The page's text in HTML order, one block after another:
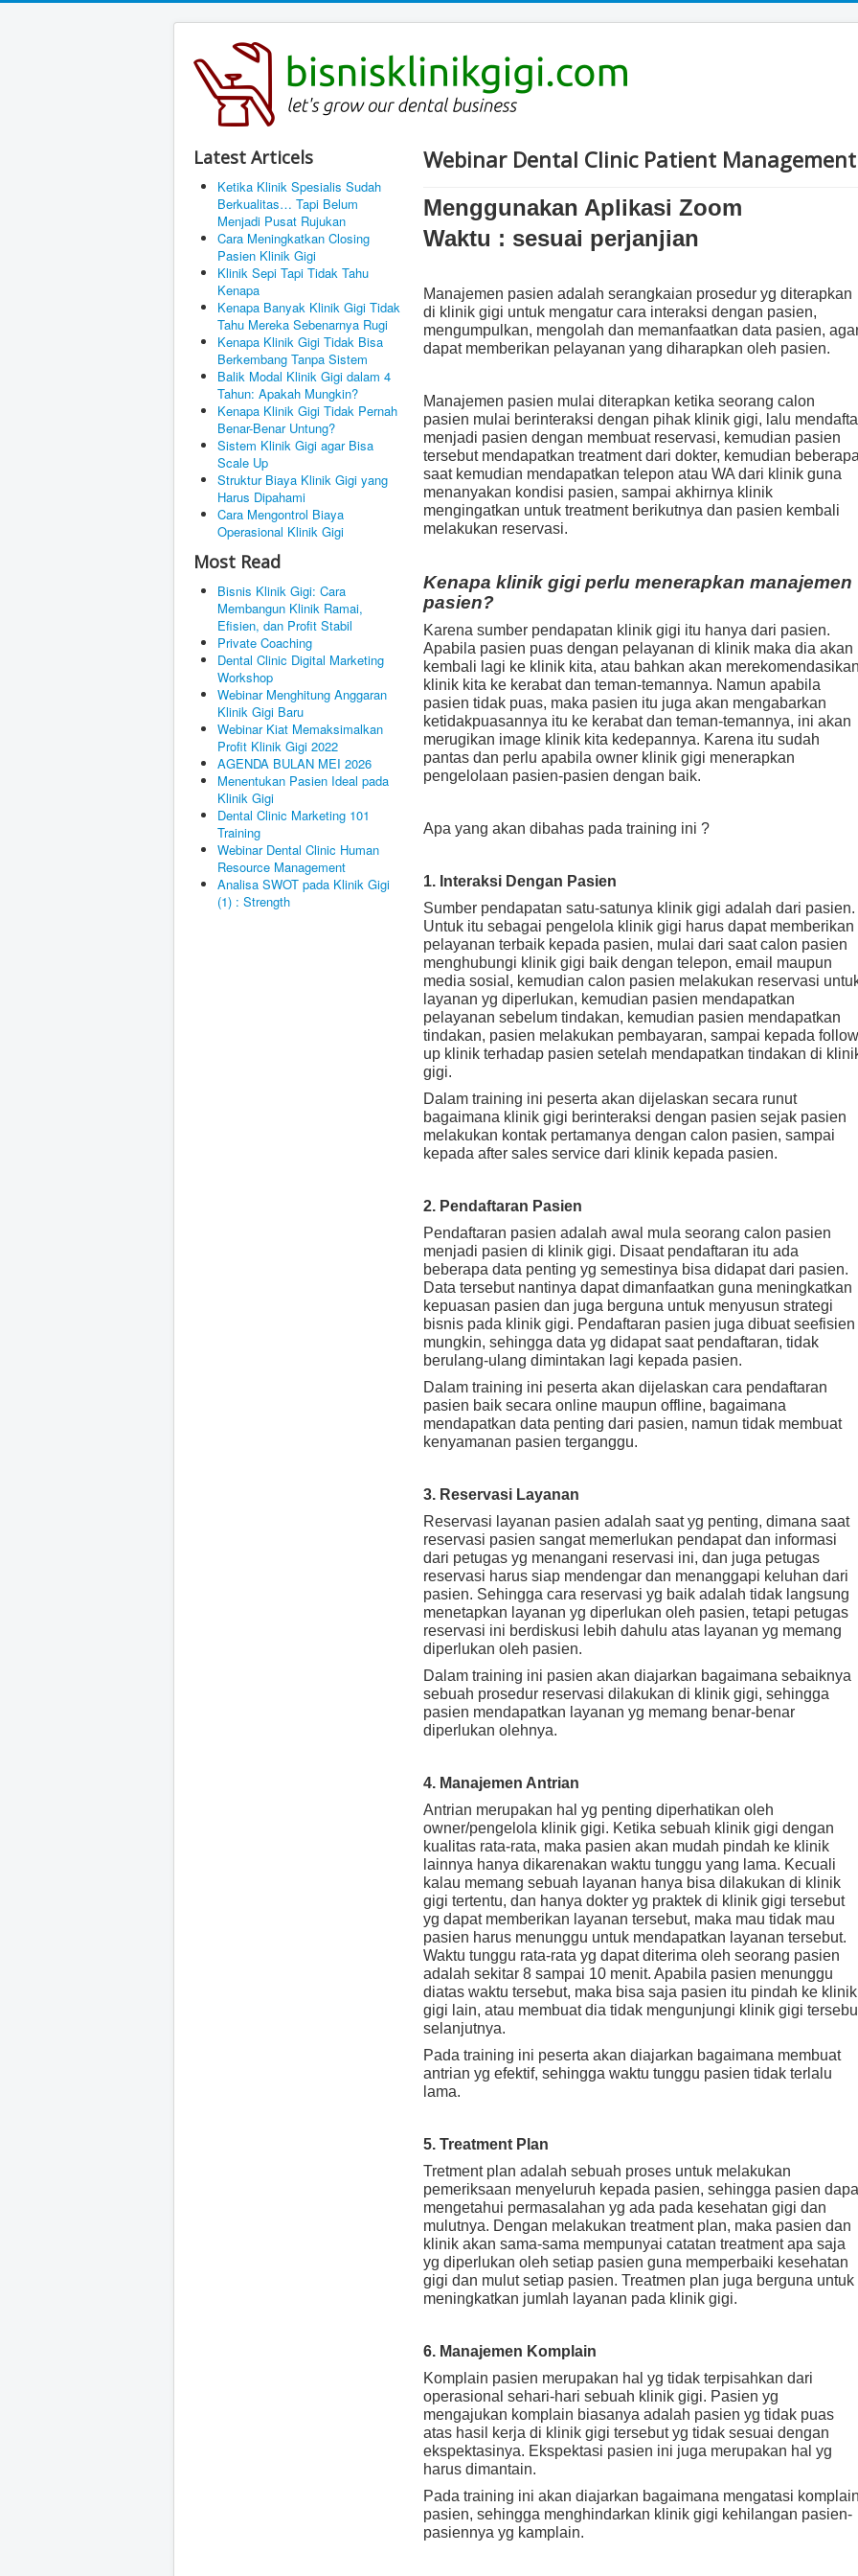
Latest Articels
Ketika Klinik Spesialis Sudah
Berkualitas… Tapi Belum
Menjadi Pusat Rujukan
Cara Meningkatkan Closing
Pasien Klinik Gigi
Klinik Sepi Tapi Tidak Tahu
Kenapa
Kenapa Banyak Klinik Gigi Tidak
Tahu Mereka Sebenarnya Rugi
Kenapa Klinik Gigi Tidak Bisa
Berkembang Tanpa Sistem
Balik Modal Klinik Gigi dalam 4
Tahun: Apakah Mungkin?
Kenapa Klinik Gigi Tidak Pernah
Benar-Benar Untung?
Sistem Klinik Gigi agar Bisa
Scale Up
Struktur Biaya Klinik Gigi yang
Harus Dipahami
Cara Mengontrol Biaya
Operasional Klinik Gigi
Most Read
Bisnis Klinik Gigi: Cara
Membangun Klinik Ramai,
Efisien, dan Profit Stabil
Private Coaching
Dental Clinic Digital Marketing
Workshop
Webinar Menghitung Anggaran
Klinik Gigi Baru
Webinar Kiat Memaksimalkan
Profit Klinik Gigi 2022
AGENDA BULAN MEI 2026
Menentukan Pasien Ideal pada
Klinik Gigi
Dental Clinic Marketing 101
Training
Webinar Dental Clinic Human
Resource Management
Analisa SWOT pada Klinik Gigi
(1) : Strength
Webinar Dental Clinic Patient Management
Menggunakan Aplikasi Zoom
Waktu : sesuai perjanjian
Manajemen pasien adalah serangkaian prosedur yg diterapkan
di klinik gigi untuk mengatur cara interaksi dengan pasien,
mengumpulkan, mengolah dan memanfaatkan data pasien,
dapat memberikan pelayanan yang diharapkan oleh pasien.
Manajemen pasien mulai diterapkan ketika seorang calon
pasien mulai berinteraksi dengan pihak klinik gigi, lalu
menjadi pasien dengan membuat reservasi, kemudian pasien
tersebut mendapatkan treatment dari dokter, kemudian
saat kemudian mendapatkan telepon atau WA dari klinik guna
menanyakan kondisi pasien, sampai akhirnya klinik
mengingatkan untuk treatment berikutnya dan pasien kembali
melakukan reservasi.
Kenapa klinik gigi perlu menerapkan manajemen
pasien?
Karena sumber pendapatan klinik gigi itu hanya dari pasien.
Apabila pasien puas dengan pelayanan di klinik maka dia akan
kembali lagi ke klinik kita, atau bahkan akan
klinik kita ke kerabat dan teman-temannya. Namun apabila
pasien tidak puas, maka pasien itu juga akan mengabarkan
ketidakpuasannya itu ke kerabat dan teman-temannya, ini akan
merugikan image klinik kita kedepannya. Karena itu sudah
pantas dan perlu apabila owner klinik gigi menerapkan
pengelolaan pasien-pasien dengan baik.
Apa yang akan dibahas pada training ini ?
1. Interaksi Dengan Pasien
Sumber pendapatan satu-satunya klinik gigi adalah dari pasien.
Untuk itu sebagai pengelola klinik gigi harus dapat memberikan
pelayanan terbaik kepada pasien, mulai dari saat calon pasien
menghubungi klinik gigi baik dengan telepon, email maupun
media sosial, kemudian calon pasien melakukan reservasi
layanan yg diperlukan, kemudian pasien mendapatkan
pelayanan sebelum tindakan, kemudian pasien mendapatkan
tindakan, pasien melakukan pembayaran, sampai kepada follow
up klinik terhadap pasien setelah mendapatkan tindakan di
gigi.
Dalam training ini peserta akan dijelaskan secara runut
bagaimana klinik gigi berinteraksi dengan pasien sejak pasien
melakukan kontak pertamanya dengan calon pasien, sampai
kepada after sales service dari klinik kepada pasien.
2. Pendaftaran Pasien
Pendaftaran pasien adalah awal mula seorang calon pasien
menjadi pasien di klinik gigi. Disaat pendaftaran itu ada
beberapa data penting yg semestinya bisa didapat dari pasien.
Data tersebut nantinya dapat dimanfaatkan guna meningkatkan
kepuasan pasien dan juga berguna untuk menyusun strategi
bisnis pada klinik gigi. Pendaftaran pasien juga dibuat seefisien
mungkin, sehingga data yg didapat saat pendaftaran, tidak
berulang-ulang dimintakan lagi kepada pasien.
Dalam training ini peserta akan dijelaskan cara pendaftaran
pasien baik secara online maupun offline, bagaimana
mendapatkan data penting dari pasien, namun tidak membuat
kenyamanan pasien terganggu.
3. Reservasi Layanan
Reservasi layanan pasien adalah saat yg penting, dimana saat
reservasi pasien sangat memerlukan pendapat dan informasi
dari petugas yg menangani reservasi ini, dan juga petugas
reservasi harus siap mendengar dan menanggapi keluhan dari
pasien. Sehingga cara reservasi yg baik adalah tidak langsung
menetapkan layanan yg diperlukan oleh pasien, tetapi petugas
reservasi ini berdiskusi lebih dahulu atas layanan yg memang
diperlukan oleh pasien.
Dalam training ini pasien akan diajarkan bagaimana sebaiknya
sebuah prosedur reservasi dilakukan di klinik gigi, sehingga
pasien mendapatkan layanan yg memang benar-benar
diperlukan olehnya.
4. Manajemen Antrian
Antrian merupakan hal yg penting diperhatikan oleh
owner/pengelola klinik gigi. Ketika sebuah klinik gigi dengan
kualitas rata-rata, maka pasien akan mudah pindah ke klinik
lainnya hanya dikarenakan waktu tunggu yang lama. Kecuali
kalau memang sebuah layanan hanya bisa dilakukan di klinik
gigi tertentu, dan hanya dokter yg praktek di klinik gigi tersebut
yg dapat memberikan layanan tersebut, maka mau tidak mau
pasien harus menunggu untuk mendapatkan layanan tersebut.
Waktu tunggu rata-rata yg dapat diterima oleh seorang pasien
adalah sekitar 8 sampai 10 menit. Apabila pasien menunggu
diatas waktu tersebut, maka bisa saja pasien itu pindah ke klinik
gigi lain, atau membuat dia tidak mengunjungi klinik gigi
selanjutnya.
Pada training ini peserta akan diajarkan bagaimana membuat
antrian yg efektif, sehingga waktu tunggu pasien tidak terlalu
lama.
5. Treatment Plan
Tretment plan adalah sebuah proses untuk melakukan
pemeriksaan menyeluruh kepada pasien, sehingga pasien
mengetahui permasalahan yg ada pada kesehatan gigi dan
mulutnya. Dengan melakukan treatment plan, maka pasien dan
klinik akan sama-sama mempunyai catatan treatment apa saja
yg diperlukan oleh setiap pasien guna memperbaiki kesehatan
gigi dan mulut setiap pasien. Treatmen plan juga berguna untuk
meningkatkan jumlah layanan pada klinik gigi.
6. Manajemen Komplain
Komplain pasien merupakan hal yg tidak terpisahkan dari
operasional sehari-hari sebuah klinik gigi. Pasien yg
mengajukan komplain biasanya adalah pasien yg tidak puas
atas hasil kerja di klinik gigi tersebut yg tidak sesuai dengan
ekspektasinya. Ekspektasi pasien ini juga merupakan hal yg
harus dimantain.
Pada training ini akan diajarkan bagaimana mengatasi
pasien, sehingga menghindarkan klinik gigi kehilangan pasien-
pasiennya yg kamplain.